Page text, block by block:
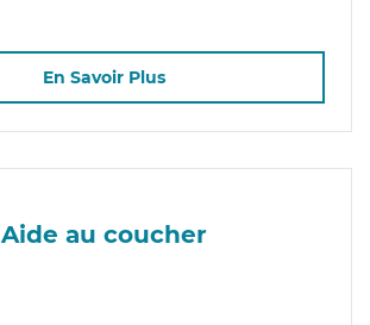
En Savoir Plus
Aide au coucher